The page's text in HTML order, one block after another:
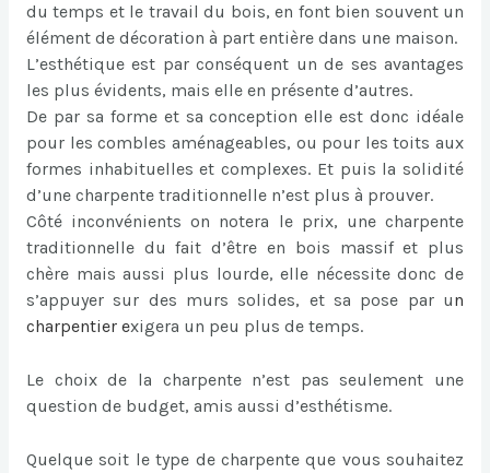
du temps et le travail du bois, en font bien souvent un
élément de décoration à part entière dans une maison.
L’esthétique est par conséquent un de ses avantages
les plus évidents, mais elle en présente d’autres.
De par sa forme et sa conception elle est donc idéale
pour les combles aménageables, ou pour les toits aux
formes inhabituelles et complexes. Et puis la solidité
d’une charpente traditionnelle n’est plus à prouver.
Côté inconvénients on notera le prix, une charpente
traditionnelle du fait d’être en bois massif et plus
chère mais aussi plus lourde, elle nécessite donc de
s’appuyer sur des murs solides, et sa pose par un
charpentier exigera un peu plus de temps.
Le choix de la charpente n’est pas seulement une
question de budget, amis aussi d’esthétisme.
Quelque soit le type de charpente que vous souhaitez